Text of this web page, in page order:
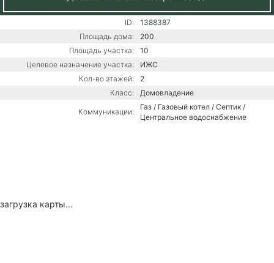
ID:
1388387
Площадь дома:
200
Площадь участка:
10
Целевое назначение участка:
ИЖС
Кол-во этажей:
2
Класс:
Домовладение
Коммуникации:
Газ / Газовый котел / Септик /
Центральное водоснабжение
загрузка карты...